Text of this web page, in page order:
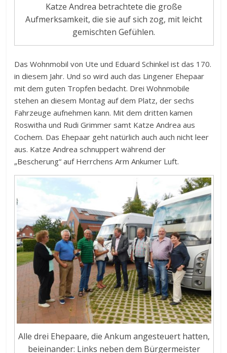
Katze Andrea betrachtete die große
Aufmerksamkeit, die sie auf sich zog, mit leicht
gemischten Gefühlen.
Das Wohnmobil von Ute und Eduard Schinkel ist das 170.
in diesem Jahr. Und so wird auch das Lingener Ehepaar
mit dem guten Tropfen bedacht. Drei Wohnmobile
stehen an diesem Montag auf dem Platz, der sechs
Fahrzeuge aufnehmen kann. Mit dem dritten kamen
Roswitha und Rudi Grimmer samt Katze Andrea aus
Cochem. Das Ehepaar geht natürlich auch auch nicht leer
aus. Katze Andrea schnuppert während der
„Bescherung“ auf Herrchens Arm Ankumer Luft.
Alle drei Ehepaare, die Ankum angesteuert hatten,
beieinander: Links neben dem Bürgermeister